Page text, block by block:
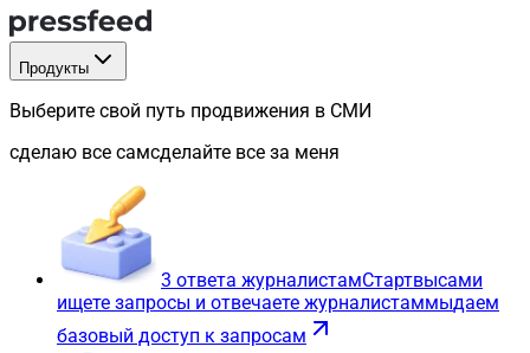
Продукты
Выберите свой путь продвижения в СМИ
сделаю все самсделайте все за меня
3 ответа журналистамСтартвысами
ищете запросы и отвечаете журналистаммыдаем
базовый доступ к запросам